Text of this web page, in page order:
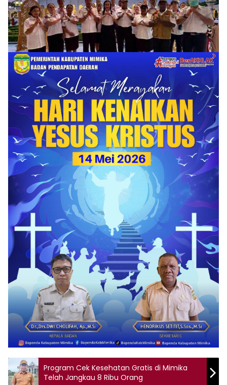
Program Cek Kesehatan Gratis di Mimika
Telah Jangkau 8 Ribu Orang